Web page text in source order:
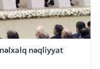
nəqliyyat